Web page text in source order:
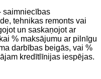
saimniecības
tehnikas remonts vai
un saskaņojot ar
% maksājumu ar pilnīgu
darbības beigās, vai %
kredītlīnijas iespējas.